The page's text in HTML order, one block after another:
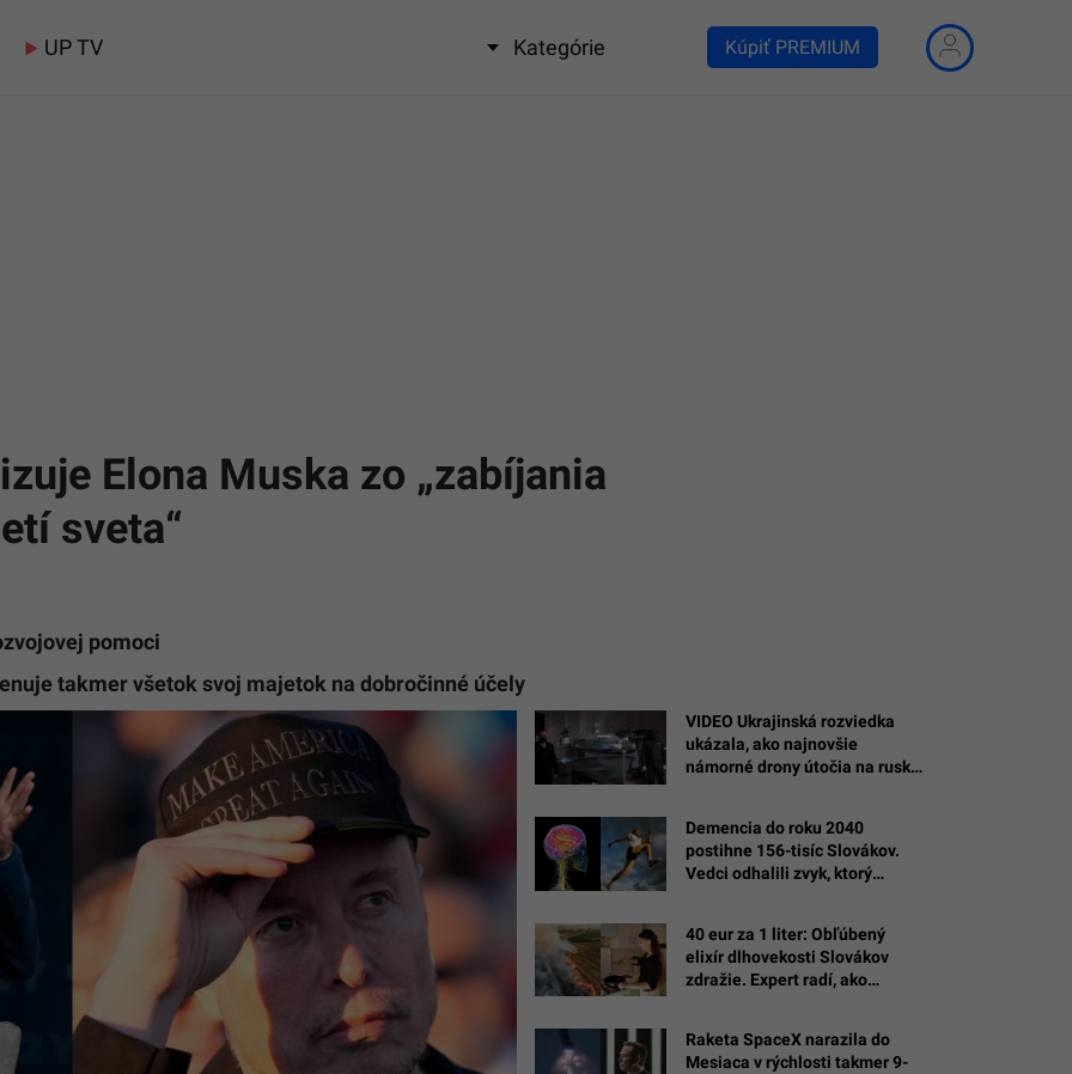
UP TV Kategórie Kúpiť PREMIUM
Elona Muska zo „zabíjania
sveta“
pomoci
takmer všetok svoj majetok na dobročinné účely
VIDEO Ukrajinská rozviedka
ukázala, ako najnovšie
námorné drony útočia na ruské
Demencia do roku 2040
postihne 156-tisíc Slovákov.
Vedci odhalili zvyk, ktorý
40 eur za 1 liter: Obľúbený
elixír dlhovekosti Slovákov
zdražie. Expert radí, ako
Raketa SpaceX narazila do
Mesiaca v rýchlosti takmer 9-